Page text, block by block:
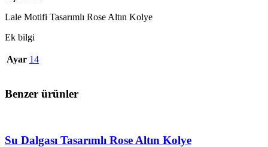
Lale Motifi Tasarımlı Rose Altın Kolye
Ek bilgi
Ayar 14
Benzer ürünler
Su Dalgası Tasarımlı Rose Altın Kolye